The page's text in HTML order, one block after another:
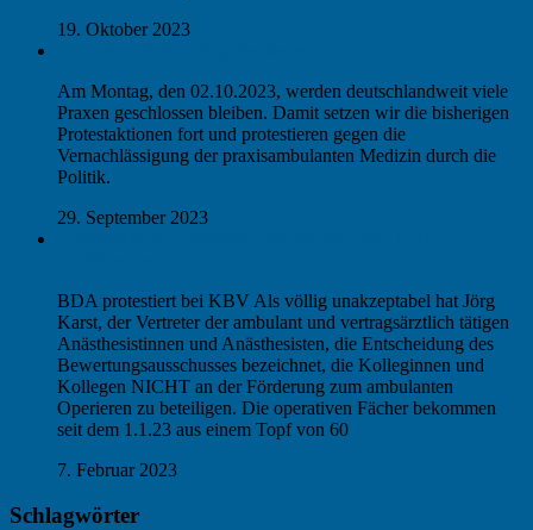
19. Oktober 2023
Am Montag, den 02.10.2023, werden deutschlandweit viele
Praxen geschlossen bleiben. Damit setzen wir die bisherigen
Protestaktionen fort und protestieren gegen die
Vernachlässigung der praxisambulanten Medizin durch die
Politik.
29. September 2023
BDA protestiert bei KBV Als völlig unakzeptabel hat Jörg
Karst, der Vertreter der ambulant und vertragsärztlich tätigen
Anästhesistinnen und Anästhesisten, die Entscheidung des
Bewertungsausschusses bezeichnet, die Kolleginnen und
Kollegen NICHT an der Förderung zum ambulanten
Operieren zu beteiligen. Die operativen Fächer bekommen
seit dem 1.1.23 aus einem Topf von 60
7. Februar 2023
Schlagwörter